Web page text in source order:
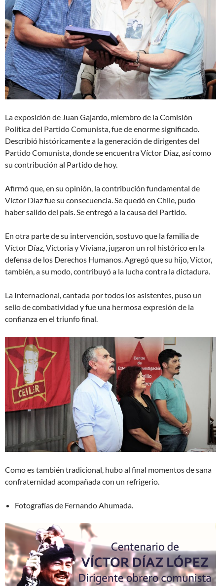
La exposición de Juan Gajardo, miembro de la Comisión
Política del Partido Comunista, fue de enorme significado.
Describió históricamente a la generación de dirigentes del
Partido Comunista, donde se encuentra Víctor Díaz, así como
su contribución al Partido de hoy.
Afirmó que, en su opinión, la contribución fundamental de
Víctor Díaz fue su consecuencia. Se quedó en Chile, pudo
haber salido del país. Se entregó a la causa del Partido.
En otra parte de su intervención, sostuvo que la familia de
Víctor Díaz, Victoria y Viviana, jugaron un rol histórico en la
defensa de los Derechos Humanos. Agregó que su hijo, Víctor,
también, a su modo, contribuyó a la lucha contra la dictadura.
La Internacional, cantada por todos los asistentes, puso un
sello de combatividad y fue una hermosa expresión de la
confianza en el triunfo final.
Como es también tradicional, hubo al final momentos de sana
confraternidad acompañada con un refrigerio.
Fotografías de Fernando Ahumada.